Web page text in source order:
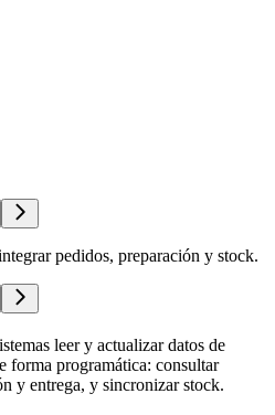
pedidos, preparación y stock.
leer y actualizar datos de
forma programática: consultar
y entrega, y sincronizar stock.